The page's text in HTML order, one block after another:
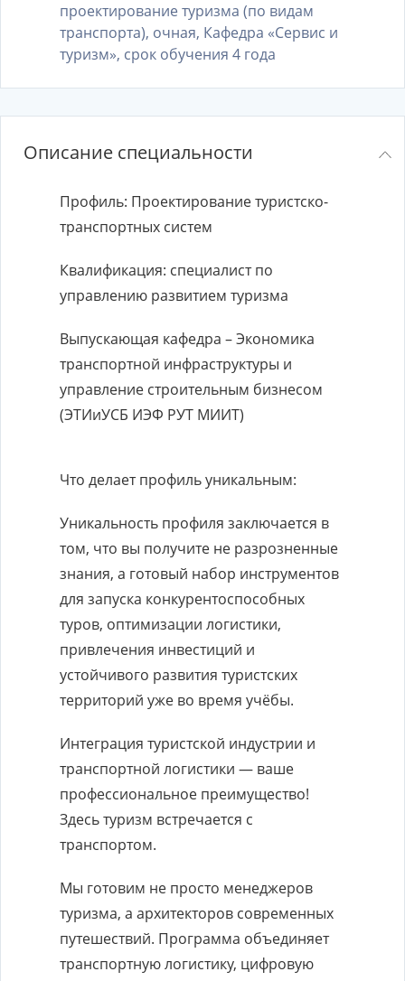
проектирование туризма (по видам
транспорта), очная, Кафедра «Сервис и
туризм», срок обучения 4 года
Описание специальности
Профиль: Проектирование туристско-
транспортных систем
Квалификация: специалист по
управлению развитием туризма
Выпускающая кафедра – Экономика
транспортной инфраструктуры и
управление строительным бизнесом
(ЭТИиУСБ ИЭФ РУТ МИИТ)
Что делает профиль уникальным:
Уникальность профиля заключается в
том, что вы получите не разрозненные
знания, а готовый набор инструментов
для запуска конкурентоспособных
туров, оптимизации логистики,
привлечения инвестиций и
устойчивого развития туристских
территорий уже во время учёбы.
Интеграция туристской индустрии и
транспортной логистики — ваше
профессиональное преимущество!
Здесь туризм встречается с
транспортом.
Мы готовим не просто менеджеров
туризма, а архитекторов современных
путешествий. Программа объединяет
транспортную логистику, цифровую